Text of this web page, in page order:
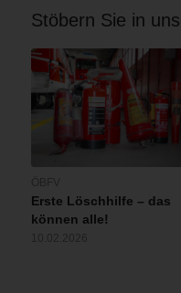
Stöbern Sie in
Erste Löschhilfe – das
können alle!